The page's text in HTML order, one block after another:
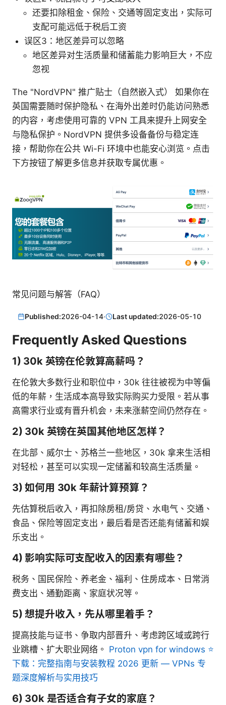
还要扣除租金、保险、交通等固定支出，实际可
支配可能远低于税后工资
误区3：地区差异可以忽略
地区差异对生活质量和储蓄能力影响巨大，不应
忽视
The "NordVPN" 推广贴士（自然嵌入式） 如果你在
英国需要随时保护隐私、在海外出差时仍能访问熟悉
的内容，考虑使用可靠的 VPN 工具来提升上网安全
与隐私保护。NordVPN 提供多设备备份与稳定连
接，帮助你在公共 Wi-Fi 环境中也能安心浏览。点击
下方按钮了解更多信息并获取专属优惠。
常见问题与解答（FAQ）
Published:2026-04-14· Last updated:2026-05-10
Frequently Asked Questions
1) 30k 英镑在伦敦算高薪吗？
在伦敦大多数行业和职位中，30k 往往被视为中等偏
低的年薪，生活成本高导致实际购买力受限。若从事
高需求行业或有晋升机会，未来涨薪空间仍然存在。
2) 30k 英镑在英国其他地区怎样？
在北部、威尔士、苏格兰一些地区，30k 拿来生活相
对轻松，甚至可以实现一定储蓄和较高生活质量。
3) 如何用 30k 年薪计算预算？
先估算税后收入，再扣除房租/房贷、水电气、交通、
食品、保险等固定支出，最后看是否还能有储蓄和娱
乐支出。
4) 影响实际可支配收入的因素有哪些？
税务、国民保险、养老金、福利、住房成本、日常消
费支出、通勤距离、家庭状况等。
5) 想提升收入，先从哪里着手？
提高技能与证书、争取内部晋升、考虑跨区域或跨行
业跳槽、扩大职业网络。 Proton vpn for windows ⭐
下载：完整指南与安装教程 2026 更新 — VPNs 专
题深度解析与实用技巧
6) 30k 是否适合有子女的家庭？